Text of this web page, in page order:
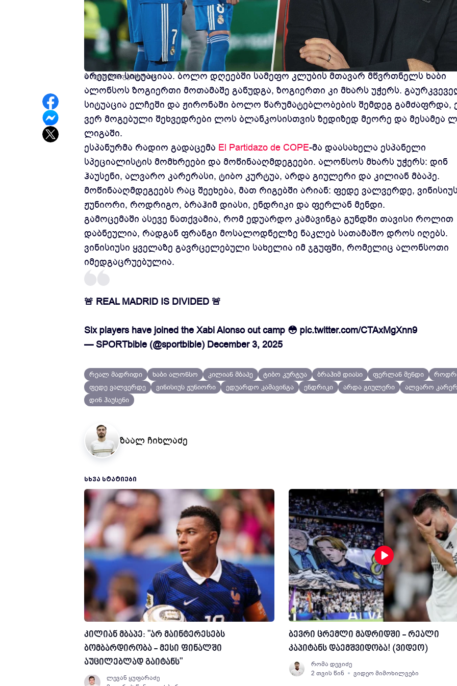
8 თვის წინ ფეხბურთი
რეალ მადრიდის ამჟამინდელი კრიზისის ფონზე, ერთ-ერთი განხილვის თემა
არეული სიტუაციაა. ბოლო დღეებში სამეფო კლუბის მთავარ მწვრთნელს ხაბი
ალონსოს ზოგიერთი მოთამაშე განუდგა, ზოგიერთი კი მხარს უჭერს.
სიტუაცია ელჩეში და ჟირონაში ბოლო წარუმატებლობების შემდეგ გამძაფრდა,
ვერ მოგებული შეხვედრები ლოს ბლანკოსისთვის ზედიზედ მეორე და მესამეა
ლიგაში.
ესპანურმა რადიო გადაცემა El Partidazo de COPE-მა დაასახელა ესპანელი
სპეციალისტის მომხრეები და მოწინააღმდეგეები. ალონსოს მხარს უჭერს: დინ
ჰაუსენი, ალვარო კარერასი, ტიბო კურტუა, არდა გიულერი და კილიან მბაპე.
მოწინააღმდეგეებს რაც შეეხება, მათ რიგებში არიან: ფედე ვალვერდე,
ჟუნიორი, როდრიგო, ბრაჰიმ დიასი, ენდრიკი და ფერლან მენდი.
გამოცემაში ასევე ნათქვამია, რომ ედუარდო კამავინგა გუნდში თავისი როლით
დაბნეულია, რადგან ფრანგი მოსალოდნელზე ნაკლებ სათამაშო დროს იღებს.
ვინისიუსი ყველაზე გავრცელებული სახელია იმ ჯგუფში, რომელიც ალონსოთი
იმედგაცრუებულია.
🚨 REAL MADRID IS DIVIDED 🚨
Six players have joined the Xabi Alonso out camp 😳 pic.twitter.com/CTAxMgXnn9
— SPORTbible (@sportbible) December 3, 2025
რეალ მადრიდი ხაბი ალონსო კილიან მბაპე ტიბო კურტუა ბრაჰიმ დიასი ფერლან მენდი
ფედე ვალვერდე
ვინისიუს ჟუნიორი ედუარდო კამავინგა ენდრიკი არდა გიულერი
ალვარო
დინ ჰაუსენი
ზაალ ჩიხლაძე
ᲡᲮᲕᲐ ᲡᲢᲐᲢᲘᲔᲑᲘ
კილიან მბაპე: "არ მაინტერესებს
ბომბარდირობა - მესი ფინალში
აუცილებლად გაიტანს"
ლევან ყუფარაძე
ბევრი ცრემლი მადრიდში - რეალი
კაპიტანს დაემშვიდობა! (ვიდეო)
რომა დევიძე
2 თვის წინ
ვიდეო მიმოხილვები